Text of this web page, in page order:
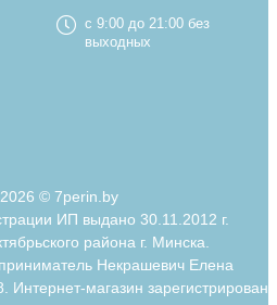
с 9:00 до 21:00 без
выходных
© 7perin.by
ИП выдано 30.11.2012 г.
района г. Минска.
Некрашевич Елена
магазин зарегистрирован